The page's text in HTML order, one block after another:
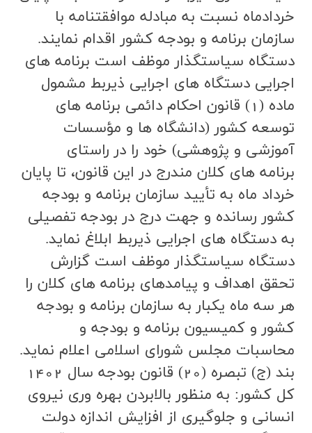
خردادماه نسبت به مبادله موافقتنامه با
سازمان برنامه و بودجه كشور اقدام نمايند.
دستگاه سياستگذار موظف است برنامه هاي
اجرايي دستگاه هاي اجرايي ذيربط مشمول
ماده (1) قانون احكام دائمي برنامه هاي
توسعه كشور (دانشگاه ها و مؤسسات
آموزشي و پژوهشي) خود را در راستاي
برنامه هاي كلان مندرج در اين قانون، تا پايان
خرداد ماه به تأييد سازمان برنامه و بودجه
كشور رسانده و جهت درج در بودجه تفصيلي
به دستگاه هاي اجرايي ذيربط ابلاغ نمايد.
دستگاه سياستگذار موظف است گزارش
تحقق اهداف و پيامدهاي برنامه هاي كلان را
هر سه ماه يكبار به سازمان برنامه و بودجه
كشور و كميسيون برنامه و بودجه و
محاسبات مجلس شوراي اسلامي اعلام نمايد.
بند (ج) تبصره (20) قانون بودجه سال 1402
کل کشور: به منظور بالابردن بهره وري نيروي
انساني و جلوگيري از افزايش اندازه دولت